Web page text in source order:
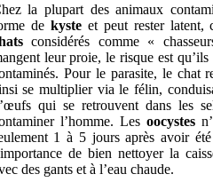
la plupart des animaux
de kysteet peut rester latent,
considérés comme «
leur proie, le risque est
Pour le parasite, le chat
se multiplier via le félin,
qui se retrouvent dans les
l’homme. Les oocystes
1 à 5 jours après avoir
de bien nettoyer la
des gants et à l’eau chaude.